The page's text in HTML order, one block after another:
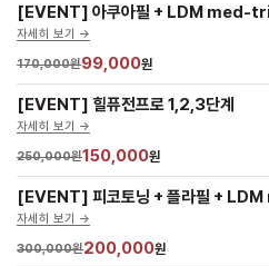
[EVENT] 아쿠아필 + LDM med-
자세히 보기 ->
170,000원99,000원
[EVENT] 힐퓨전프로 1,2,3단계
자세히 보기 ->
250,000원150,000원
[EVENT] 피코토닝 + 플라필 +
자세히 보기 ->
300,000원200,000원